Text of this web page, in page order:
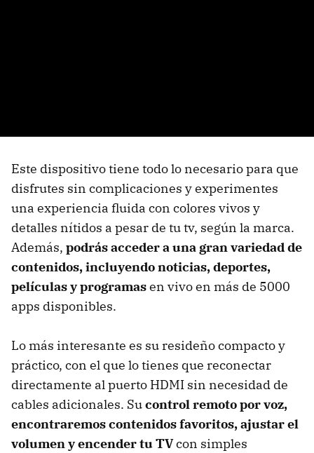
Este dispositivo tiene todo lo necesario para que
disfrutes sin complicaciones y experimentes
una experiencia fluida con colores vivos y
detalles nítidos a pesar de tu tv, según la marca.
Además, podrás acceder a una gran variedad de
contenidos, incluyendo noticias, deportes,
películas y programasen vivo en más de 5000
apps disponibles.
Lo más interesante es su resideño compacto y
práctico, con el que lo tienes que reconectar
directamente al puerto HDMI sin necesidad de
cables adicionales. Sucontrol remoto por voz,
encontraremos contenidos favoritos, ajustar el
volumen y encender tu TVcon simples